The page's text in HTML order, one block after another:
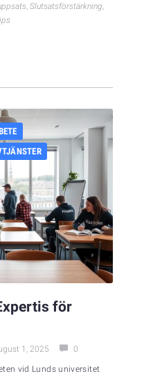
, Slutsatsförstärkning,
för
1, 2025 0
vid Lunds universitet